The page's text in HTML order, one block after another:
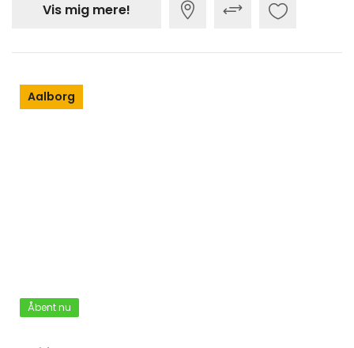
Vis mig mere!
Aalborg
Åbent nu